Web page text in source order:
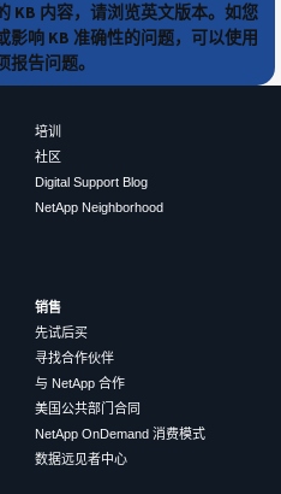
KB 内容，请浏览英文版本。如您
影响 KB 准确性的问题，可以使用
告问题。
培训
社区
Digital Support Blog
NetApp Neighborhood
销售
先试后买
寻找合作伙伴
与 NetApp 合作
美国公共部门合同
NetApp OnDemand 消费模式
数据远见者中心